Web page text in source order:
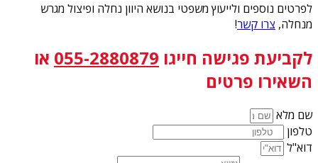
לפרטים נוספים ולייעוץ משפטי בנושא היוון נחלה ופיצול מגרש
מנחלה, צרו קשר!
לקביעת פגישה חייגו 055-2880879 או
השאירו פרטים
שם מלא
טלפון
דוא"ל